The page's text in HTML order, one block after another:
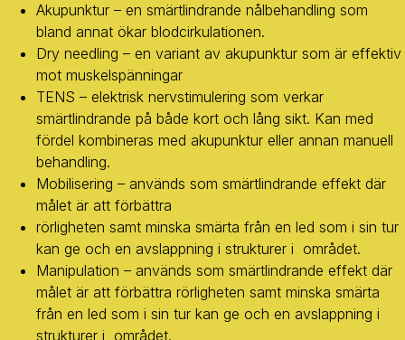
Akupunktur – en smärtlindrande nålbehandling som
bland annat ökar blodcirkulationen.
Dry needling – en variant av akupunktur som är effektiv
mot muskelspänningar
TENS – elektrisk nervstimulering som verkar
smärtlindrande på både kort och lång sikt. Kan med
fördel kombineras med akupunktur eller annan manuell
behandling.
Mobilisering – används som smärtlindrande effekt där
målet är att förbättra
rörligheten samt minska smärta från en led som i sin tur
kan ge och en avslappning i strukturer i området.
Manipulation – används som smärtlindrande effekt där
målet är att förbättra rörligheten samt minska smärta
från en led som i sin tur kan ge och en avslappning i
strukturer i området.